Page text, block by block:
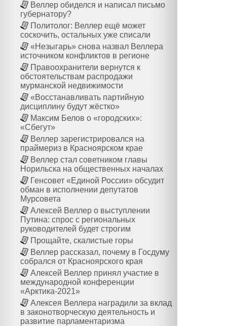
Веллер обиделся и написал письмо
губернатору?
Политолог: Веллер ещё может
соскочить, остальных уже списали
«Незыгарь» снова назвал Веллера
источником конфликтов в регионе
Правоохранители вернутся к
обстоятельствам распродажи
мурманской недвижимости
«Восстанавливать партийную
дисциплину будут жёстко»
Максим Белов о «городских»:
«Сбегут»
Веллер зарегистрировался на
праймериз в Красноярском крае
Веллер стал советником главы
Норильска на общественных началах
Генсовет «Единой России» обсудит
обман в исполнении депутатов
Мурсовета
Алексей Веллер о выступлении
Путина: спрос с региональных
руководителей будет строгим
Прощайте, скалистые горы
Веллер рассказал, почему в Госдуму
собрался от Красноярского края
Алексей Веллер принял участие в
международной конференции
«Арктика-2021»
Алексея Веллера наградили за вклад
в законотворческую деятельность и
развитие парламентаризма